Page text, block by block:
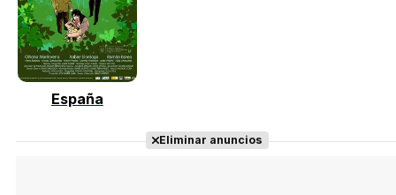
España
Eliminar anuncios